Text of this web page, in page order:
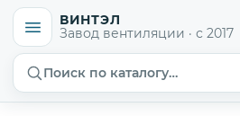
ВИНТЭЛ
Завод вентиляции · с 2017
Поиск по каталогу…